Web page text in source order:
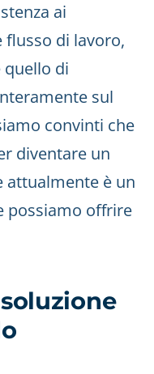
ai
di lavoro,
di
sul
convinti che
diventare un
attualmente è un
possiamo offrire